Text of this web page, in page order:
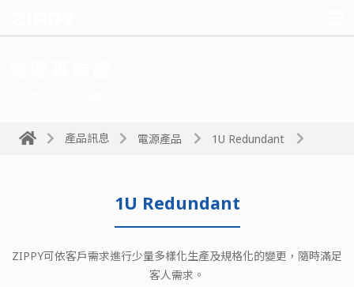
產品訊息 電源產品 1U Redundant
1U Redundant
ZIPPY可依客戶需求進行少量多樣化生產及規格化的變更，隨時滿足
客人需求。